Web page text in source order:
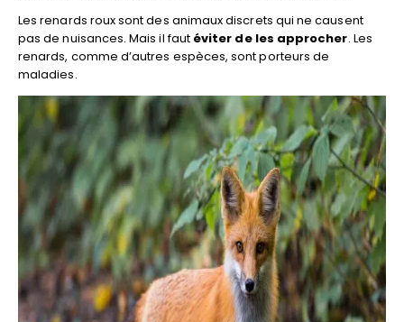
Les renards roux sont des animaux discrets qui ne causent
pas de nuisances. Mais il faut éviter de les approcher. Les
renards, comme d’autres espèces, sont porteurs de
maladies.